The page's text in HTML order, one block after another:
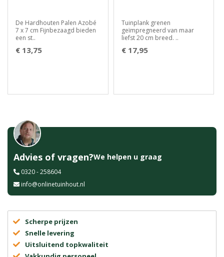
De Hardhouten Palen Azobé
7 x 7 cm Fijnbezaagd bieden
een st..
€ 13,75
Tuinplank grenen
geïmpregneerd van maar
liefst 20 cm breed. ..
€ 17,95
Advies of vragen?We helpen u graag
0320 - 258604
info@onlinetuinhout.nl
Scherpe prijzen
Snelle levering
Uitsluitend topkwaliteit